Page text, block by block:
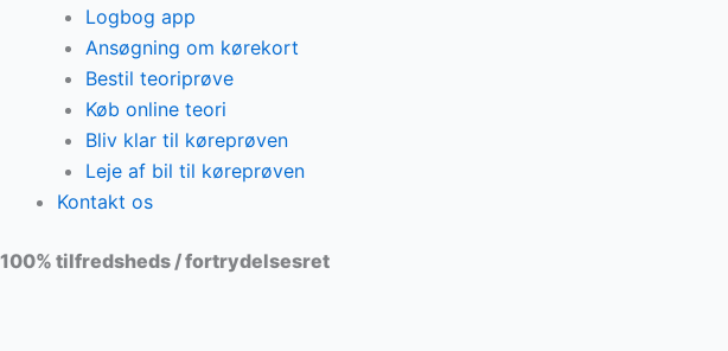
Logbog app
Ansøgning om kørekort
Bestil teoriprøve
Køb online teori
Bliv klar til køreprøven
Leje af bil til køreprøven
Kontakt os
100% tilfredsheds / fortrydelsesret